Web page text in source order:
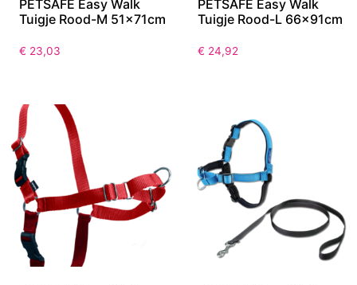
PETSAFE Easy Walk
Tuigje Rood-M 51x71cm
€ 23,03
PETSAFE Easy Walk
Tuigje Rood-L 66x91cm
€ 24,92